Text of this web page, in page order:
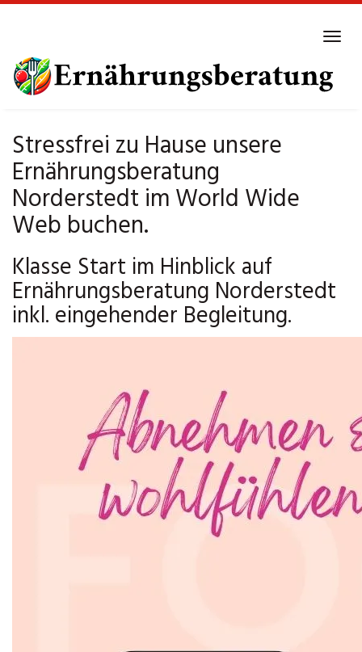
main
content
Stressfrei zu Hause unsere
Ernährungsberatung
Norderstedt im World Wide
Web buchen.
Klasse Start im Hinblick auf
Ernährungsberatung Norderstedt
inkl. eingehender Begleitung.